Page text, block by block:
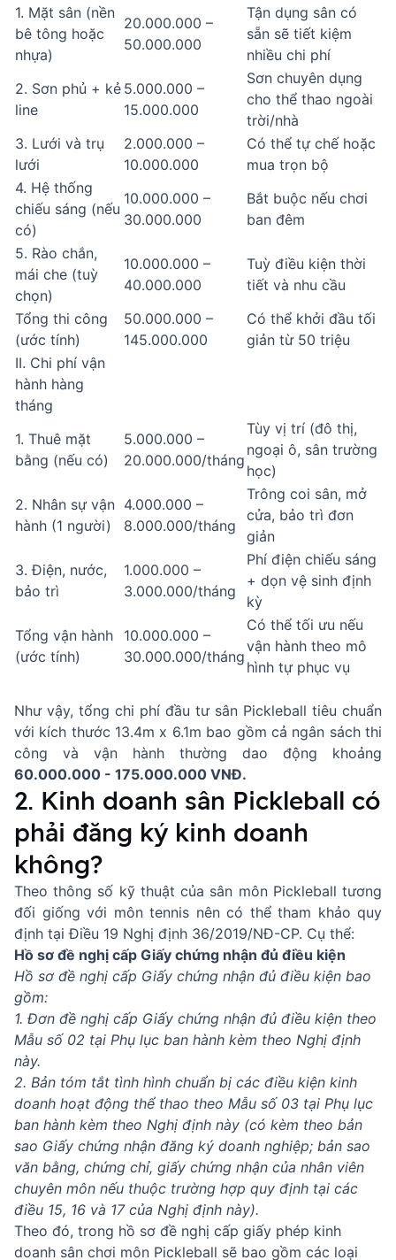
1. Mặt sân (nền
bê tông hoặc
nhựa)
20.000.000 –
50.000.000
Tận dụng sân có
sẵn sẽ tiết kiệm
nhiều chi phí
2. Sơn phủ + kẻ
line
5.000.000 –
15.000.000
Sơn chuyên dụng
cho thể thao ngoài
trời/nhà
3. Lưới và trụ
lưới
2.000.000 –
10.000.000
Có thể tự chế hoặc
mua trọn bộ
4. Hệ thống
chiếu sáng (nếu
có)
10.000.000 –
30.000.000
Bắt buộc nếu chơi
ban đêm
5. Rào chắn,
mái che (tuỳ
chọn)
10.000.000 –
40.000.000
Tuỳ điều kiện thời
tiết và nhu cầu
Tổng thi công
(ước tính)
50.000.000 –
145.000.000
Có thể khởi đầu tối
giản từ 50 triệu
II. Chi phí vận
hành hàng
tháng
1. Thuê mặt
bằng (nếu có)
5.000.000 –
20.000.000/tháng
Tùy vị trí (đô thị,
ngoại ô, sân trường
học)
2. Nhân sự vận
hành (1 người)
4.000.000 –
8.000.000/tháng
Trông coi sân, mở
cửa, bảo trì đơn
giản
3. Điện, nước,
bảo trì
1.000.000 –
3.000.000/tháng
Phí điện chiếu sáng
+ dọn vệ sinh định
kỳ
Tổng vận hành
(ước tính)
10.000.000 –
30.000.000/tháng
Có thể tối ưu nếu
vận hành theo mô
hình tự phục vụ
Như vậy, tổng chi phí đầu tư sân Pickleball tiêu chuẩn
với kích thước 13.4m x 6.1m bao gồm cả ngân sách thi
công và vận hành thường dao động khoảng
60.000.000 - 175.000.000 VNĐ.
2. Kinh doanh sân Pickleball có
phải đăng ký kinh doanh
không?
Theo thông số kỹ thuật của sân môn Pickleball tương
đối giống với môn tennis nên có thể tham khảo quy
định tại Điều 19 Nghị định 36/2019/NĐ-CP. Cụ thể:
Hồ sơ đề nghị cấp Giấy chứng nhận đủ điều kiện
Hồ sơ đề nghị cấp Giấy chứng nhận đủ điều kiện bao
gồm:
1. Đơn đề nghị cấp Giấy chứng nhận đủ điều kiện theo
Mẫu số 02 tại Phụ lục ban hành kèm theo Nghị định
này.
2. Bản tóm tắt tình hình chuẩn bị các điều kiện kinh
doanh hoạt động thể thao theo Mẫu số 03 tại Phụ lục
ban hành kèm theo Nghị định này (có kèm theo bản
sao Giấy chứng nhận đăng ký doanh nghiệp; bản sao
văn bằng, chứng chỉ, giấy chứng nhận của nhân viên
chuyên môn nếu thuộc trường hợp quy định tại các
điều 15, 16 và 17 của Nghị định này).
Theo đó, trong hồ sơ đề nghị cấp giấy phép kinh
doanh sân chơi môn Pickleball sẽ bao gồm các loại